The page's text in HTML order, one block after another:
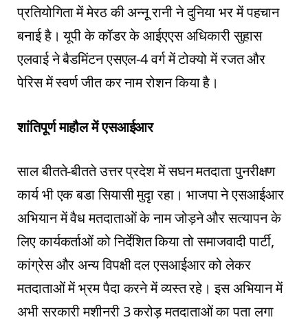
प्रतियोगिता में मेरठ की अन्नू रानी ने दुनिया भर में पहचान
बनाई है। यूपी के कॉडर के आईएएस अधिकारी सुहास
एलवाई ने बैडमिंटन एसएल-4 वर्ग में टोक्यो में रजत और
पेरिस में स्वर्ण जीत कर नाम रोशन किया है।
शां​तिपूर्ण माहौल में एसआईआर
साल बीतते-बीतते उत्तर प्रदेश में सघन मतदाता पुनरीक्षण
कार्य भी एक बडा सियासी मुदृा रहा। भाजपा ने एसआईआर
अभियान में वैध मतदाताओं के नाम जोड़ने और सत्यापन के
लिए कार्यकर्ताओं को निर्देशित किया तो समाजवादी पार्टी,
कांग्रेस और अन्य विपक्षी दल एसआईआर को लेकर
मतदाताओं में भ्रम पैदा करने में व्यस्त रहे। इस अभियान में
अभी सरकारी मशीनरी 3 करोड़ मतदाताओं का पता लगा